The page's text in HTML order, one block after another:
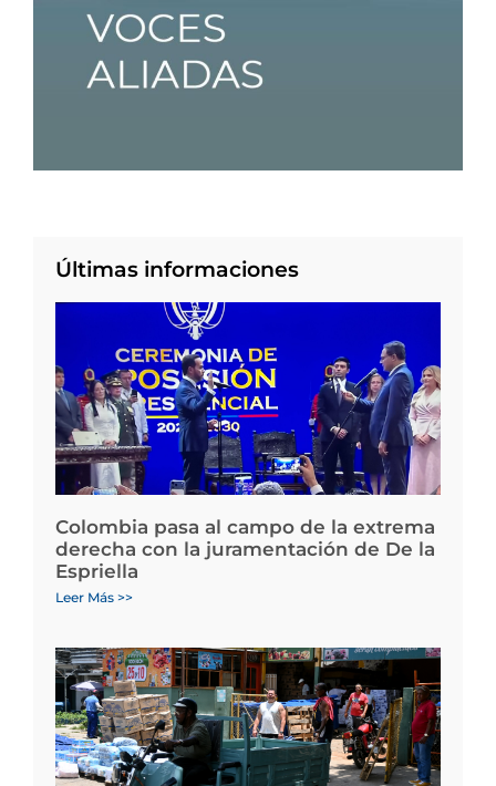
Últimas informaciones
Colombia pasa al campo de la extrema
derecha con la juramentación de De la
Espriella
Leer Más >>